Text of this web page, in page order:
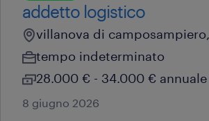
addetto logistico
villanova di
tempo indeterminato
28.000 € - 34.000 € annuale
8 giugno 2026